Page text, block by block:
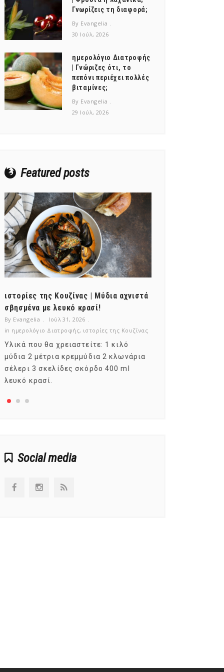
Γνωρίζεις τη διαφορά;
By Evangelia
30 Ιούλ, 2026
ημερολόγιο Διατροφής
| Γνώριζες ότι, το
πεπόνι περιέχει πολλές
βιταμίνες;
By Evangelia
29 Ιούλ, 2026
Featured posts
ιστορίες της Κουζίνας | Μύδια αχνιστά
σβησμένα με λευκό κρασί!
By Evangelia
Ιούλ 31, 2026
in ημερολόγιο Διατροφής, ιστορίες της Κουζίνας
Υλικά που θα χρειαστείτε: 1 κιλό
μύδια 2 μέτρια κρεμμύδια 2 κλωνάρια
σέλερι 3 σκελίδες σκόρδο 400 ml
λευκό κρασί.
Social media